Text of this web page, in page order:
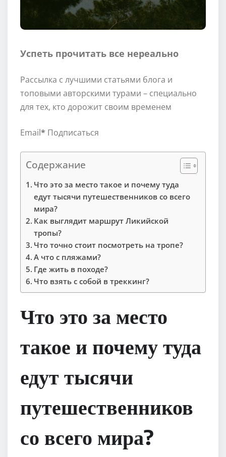
Успеть прочитать все нереально
Рассылка с лучшими статьями блога и
топовыми авторскими турами – специально
для тех, кто дорожит своим временем
Email* Подписаться
Содержание
Что это за место такое и почему туда
едут тысячи путешественников со всего
мира?
Как выглядит маршрут Ликийской
тропы?
Что точно стоит посмотреть на тропе?
А что с пляжами?
Где жить в походе?
Что взять с собой в треккинг?
Что это за место
такое и почему туда
едут тысячи
путешественников
со всего мира?